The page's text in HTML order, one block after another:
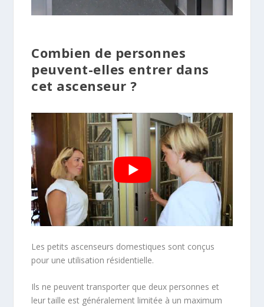
Combien de personnes
peuvent-elles entrer dans
cet ascenseur ?
Les petits ascenseurs domestiques sont conçus
pour une utilisation résidentielle.
Ils ne peuvent transporter que deux personnes et
leur taille est généralement limitée à un maximum